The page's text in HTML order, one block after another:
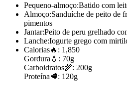
Pequeno-almoço:Batido com
Almoço:Sanduíche de peito de
pimentos
Jantar:Peito de peru grelhado
Lanche:Iogurte grego com
Calorias🔥: 1,850
Gordura 💧: 70g
Carboidratos🌾: 200g
Proteína🥩: 120g